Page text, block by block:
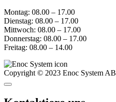
Montag: 08.00 – 17.00
Dienstag: 08.00 – 17.00
Mittwoch: 08.00 – 17.00
Donnerstag: 08.00 – 17.00
Freitag: 08.00 – 14.00
Copyright © 2023 Enoc System AB